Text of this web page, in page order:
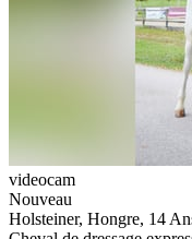
videocam
Nouveau
Holsteiner, Hongre, 14